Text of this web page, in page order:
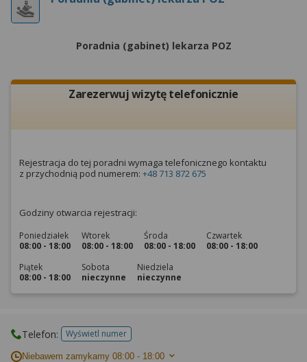
Poradnia (gabinet) lekarza POZ
Zarezerwuj wizytę telefonicznie
Rejestracja do tej poradni wymaga telefonicznego kontaktu
z przychodnią pod numerem: +48 713 872 675
Godziny otwarcia rejestracji:
Poniedziałek
08:00 - 18:00
Wtorek
08:00 - 18:00
Środa
08:00 - 18:00
Czwartek
08:00 - 18:00
Piątek
08:00 - 18:00
Sobota
nieczynne
Niedziela
nieczynne
Telefon: Wyświetl numertelefonu do placowki
Niebawem zamykamy 08:00 - 18:00
możesz też wycofać zgodę na przetwarzanie Twoich
dowiedzieć się więcej lub chcesz przeprowadzić
za pomocą „Ustawień zaawansowanych”.
Więcej informacji na temat wykorzystywania